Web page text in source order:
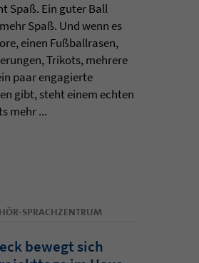
Spaß. Ein guter Ball
Spaß. Und wenn es
einen Fußballrasen,
Trikots, mehrere
paar engagierte
gibt, steht einem echten
mehr ...
HÖR-SPRACHZENTRUM
bewegt sich